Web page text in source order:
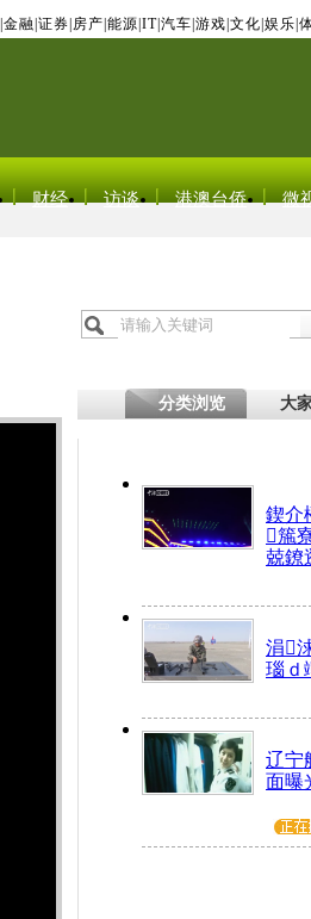
金融 证券 房产 能源 IT| 汽车 游戏 文化 娱乐
财经 访谈 港澳台侨 微
分类浏览 大
鍥介
箷
兢鐐
涓
瑙ｄ
辽宁
面曝